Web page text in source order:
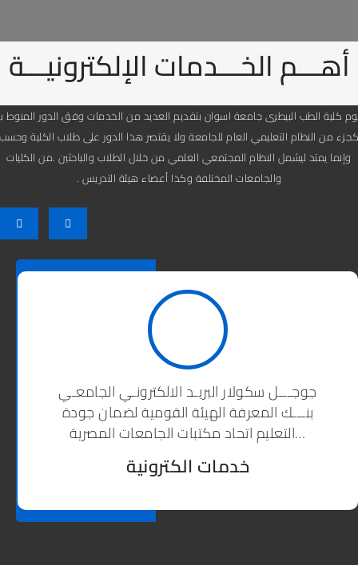
أهـــم الخـــدمات الإلكترونيـــة
كلية الطب البيطرى جامعة اسوان بتقديم العديد من الخدمات وفق الدور المنوط
من النظام التعليمي العام للجامعة ولا يقتصر هذا الدور على طلاب الكلية
وإنما يمتد ليشمل النظام المجتمعي العلمي من خلال الطلاب والباحثين .من الكليات
والجامعات المختلفة وكذا أعضاء هيئة التدريس .
جوجـــل سكولار البريـد الالكترونـي الجامعـي
بنـــك المعرفة الهيئة القومية لضمان جودة
التعليم اتحاد مكتبات الجامعات المصرية…
خدمات الكترونية
9
6